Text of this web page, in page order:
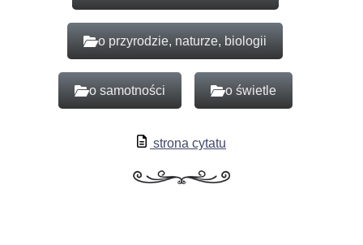
o przyrodzie, naturze, biologii
o samotności o świetle
strona cytatu